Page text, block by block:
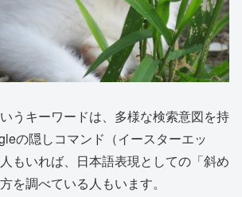
うキーワードは、多様な検索意図を持
の隠しコマンド（イースターエッ
もいれば、日本語表現としての「斜め
を調べている人もいます。